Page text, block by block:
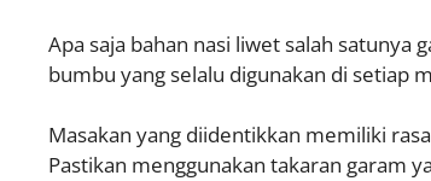
Apa saja bahan nasi liwet salah
bumbu yang selalu digunakan di setiap
Masakan yang diidentikkan memiliki
Pastikan menggunakan takaran garam